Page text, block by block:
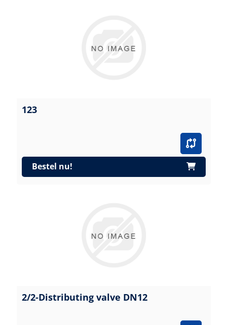
123
Bestel nu!
2/2-Distributing valve DN12